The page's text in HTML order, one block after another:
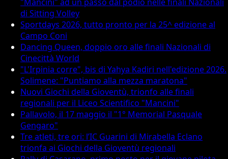
di Sitting Volley
Sportdays 2026, tutto pronto per la 25^ edizione al
Campo Coni
Dancing Queen, doppio oro alle finali Nazionali di
Cinecittà World
"L'Irpinia corre", bis di Yahya Kadiri nell'edizione 2026.
Solimene: "Puntiamo alla mezza maratona"
Nuovi Giochi della Gioventù, trionfo alle finali
regionali per il Liceo Scientifico "Mancini"
Pallavolo, il 17 maggio il "1° Memorial Pasquale
Gengaro"
Tre atleti, tre ori: l’IC Guarini di Mirabella Eclano
trionfa ai Giochi della Gioventù regionali